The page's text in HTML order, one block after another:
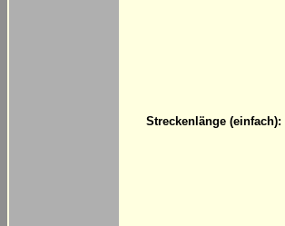
Streckenlänge (einfach):